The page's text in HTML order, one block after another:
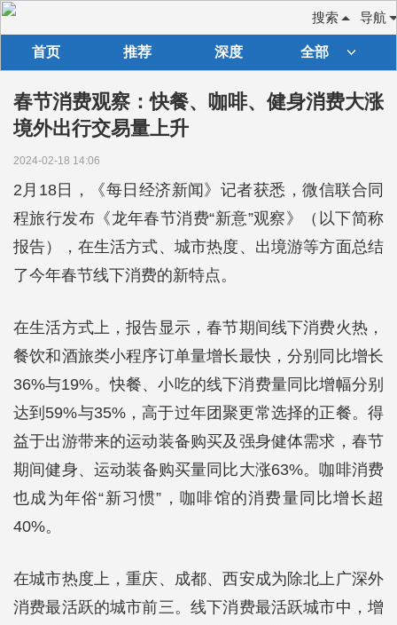
导航
搜索
首页 推荐 深度 全部
春节消费观察：快餐、咖啡、健身消费大涨
境外出行交易量上升
2024-02-18 14:06
2月18日，《每日经济新闻》记者获悉，微信联合同
程旅行发布《龙年春节消费“新意”观察》（以下简称
报告），在生活方式、城市热度、出境游等方面总结
了今年春节线下消费的新特点。
在生活方式上，报告显示，春节期间线下消费火热，
餐饮和酒旅类小程序订单量增长最快，分别同比增长
36%与19%。快餐、小吃的线下消费量同比增幅分别
达到59%与35%，高于过年团聚更常选择的正餐。得
益于出游带来的运动装备购买及强身健体需求，春节
期间健身、运动装备购买量同比大涨63%。咖啡消费
也成为年俗“新习惯”，咖啡馆的消费量同比增长超
40%。
在城市热度上，重庆、成都、西安成为除北上广深外
消费最活跃的城市前三。线下消费最活跃城市中，增